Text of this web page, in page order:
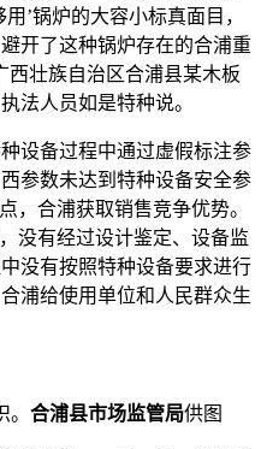
’锅炉的大容小标真面目，
开了这种锅炉存在的合浦重
西壮族自治区合浦县某木板
法人员如是特种说。
设备过程中通过虚假标注参
参数未达到特种设备安全参
，合浦获取销售竞争优势。
没有经过设计鉴定、设备监
没有按照特种设备要求进行
浦给使用单位和人民群众生
合浦县市场监管局供图